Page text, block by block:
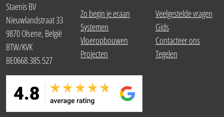
Staenis BV
Nieuwlandstraat 33
9870 Olsene, België
BTW/KVK
BE0668.385.527
Zo begin je eraan
Systemen
Vloeropbouwen
Projecten
Veelgestelde vragen
Gids
Contacteer ons
Tegelen